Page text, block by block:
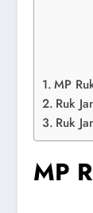
MP
Ruk
Ruk
MP